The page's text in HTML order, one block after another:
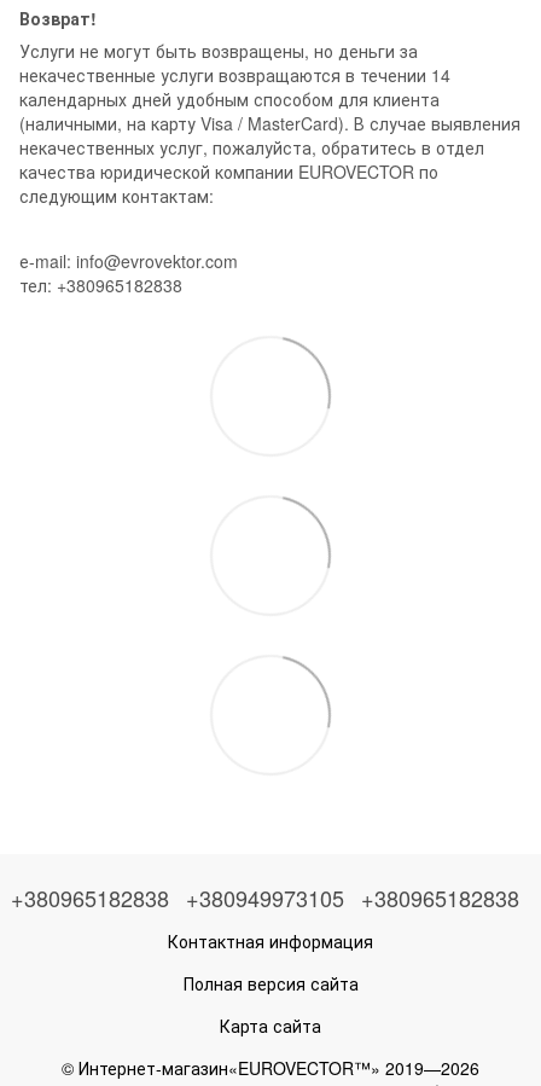
Возврат!
Услуги не могут быть возвращены, но деньги за
некачественные услуги возвращаются в течении 14
календарных дней удобным способом для клиента
(наличными, на карту Visa / MasterCard). В случае выявления
некачественных услуг, пожалуйста, обратитесь в отдел
качества юридической компании EUROVECTOR по
следующим контактам:
е-mail: info@evrovektor.com
тел: +380965182838
+380965182838 +380949973105 +380965182838
Контактная информация
Полная версия сайта
Карта сайта
© Интернет-магазин«EUROVECTOR™» 2019—2026